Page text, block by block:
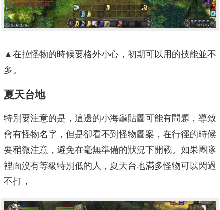
▲在拉怪物的時候要格外小心，初期可以用的技能並不
多。
夏天台地
特別要注意的是，這邊的小海龜貼圖可能有問題，導致
會有怪物名字，但是卻看不到怪物圖案，在行徑的時候
要稍微注意，避免在毫無準備的狀況下開戰。如果團隊
裡面沒有等級特別低的人，夏天台地滿多怪物可以閃過
不打，